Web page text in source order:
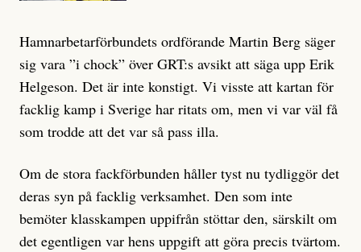
Hamnarbetarförbundets ordförande Martin Berg säger
sig vara ”i chock” över GRT:s avsikt att säga upp Erik
Helgeson. Det är inte konstigt. Vi visste att kartan för
facklig kamp i Sverige har ritats om, men vi var väl få
som trodde att det var så pass illa.
Om de stora fackförbunden håller tyst nu tydliggör det
deras syn på facklig verksamhet. Den som inte
bemöter klasskampen uppifrån stöttar den, särskilt om
det egentligen var hens uppgift att göra precis tvärtom.